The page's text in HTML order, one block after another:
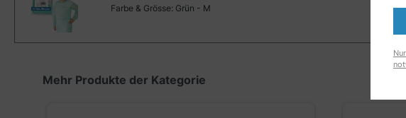
Farbe & Grösse: Grün - M
Produktgalerie überspringen
Mehr Produkte der Kategorie